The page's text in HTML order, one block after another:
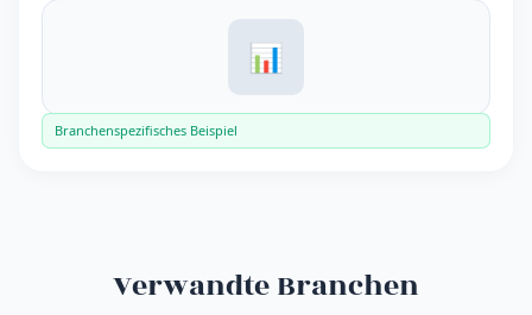
📊
Branchenspezifisches Beispiel
Verwandte Branchen